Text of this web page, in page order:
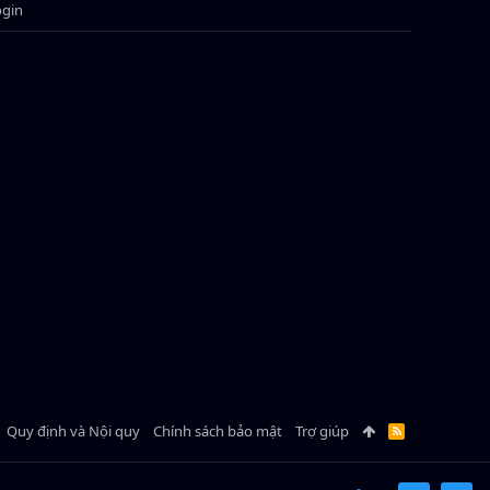
Quy định và Nội quy Chính sách bảo mật Trợ giúp
R
S